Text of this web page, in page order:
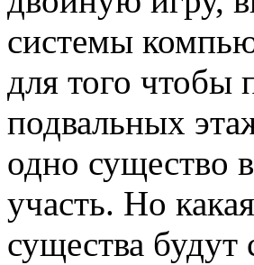
системы
для того чтобы
подвальных
одно существо
участь. Но
существа будут